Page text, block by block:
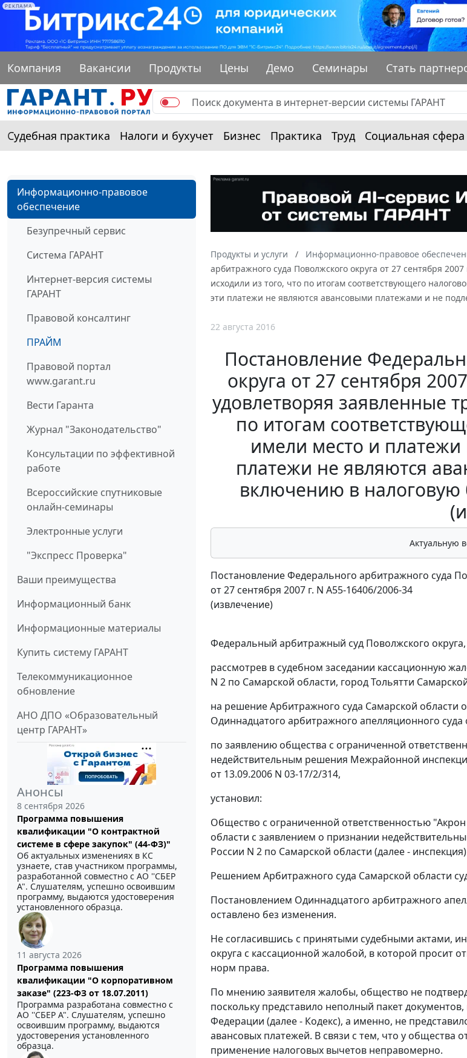
РЕКЛАМА
Компания Вакансии Продукты Цены Демо Семинары Стать
Судебная практика Налоги и бухучет Бизнес Практика Труд Социальная сфера
Информационно-правовое
обеспечение
Безупречный сервис
Система ГАРАНТ
Интернет-версия системы
ГАРАНТ
Правовой консалтинг
ПРАЙМ
Правовой портал
www.garant.ru
Вести Гаранта
Журнал "Законодательство"
Консультации по эффективной
работе
Всероссийские спутниковые
онлайн-семинары
Электронные услуги
"Экспресс Проверка"
Ваши преимущества
Информационный банк
Информационные материалы
Купить систему ГАРАНТ
Телекоммуникационное
обновление
АНО ДПО «Образовательный
центр ГАРАНТ»
Анонсы
8 сентября 2026
Программа повышения
квалификации "О контрактной
системе в сфере закупок" (44-ФЗ)"
Об актуальных изменениях в КС
узнаете, став участником программы,
разработанной совместно с АО ''СБЕР
А". Слушателям, успешно освоившим
программу, выдаются удостоверения
установленного образца.
11 августа 2026
Программа повышения
квалификации "О корпоративном
заказе" (223-ФЗ от 18.07.2011)
Программа разработана совместно с
АО ''СБЕР А". Слушателям, успешно
освоившим программу, выдаются
удостоверения установленного
образца.
Продукты и услуги Информационно-правовое
арбитражного суда Поволжского округа от 27 сентября
исходили из того, что по итогам соответствующего
эти платежи не являются авансовыми платежами и не
22 августа 2016
Постановление
округа от 27 сентября
удовлетворяя заявленные
по итогам
имели место и платежи
платежи не являются
включению в налоговую
Актуальную
Постановление Федерального арбитражного суда
от 27 сентября 2007 г. N А55-16406/2006-34
(извлечение)
Федеральный арбитражный суд Поволжского округа,
рассмотрев в судебном заседании кассационную
N 2 по Самарской области, город Тольятти
на решение Арбитражного суда Самарской области
Одиннадцатого арбитражного апелляционного суда
по заявлению общества с ограниченной
недействительным решения Межрайонной
от 13.09.2006 N 03-17/2/314,
установил:
Общество с ограниченной ответственностью
области с заявлением о признании
России N 2 по Самарской области (далее -
Решением Арбитражного суда Самарской области
Постановлением Одиннадцатого арбитражного
оставлено без изменения.
Не согласившись с принятыми судебными актами,
округа с кассационной жалобой, в которой просит
норм права.
По мнению заявителя жалобы, общество не
поскольку представило неполный пакет
Федерации (далее - Кодекс), а именно, не
авансовых платежей. В связи с тем, что у общества
применение налоговых вычетов неправомерно.